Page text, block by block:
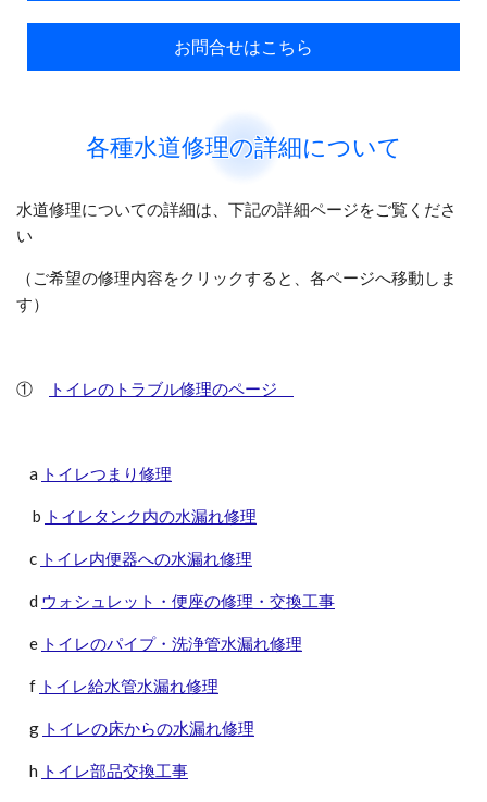
お問合せはこちら
各種水道修理の詳細について
水道修理についての詳細は、下記の詳細ページをご覧くださ
い
（ご希望の修理内容をクリックすると、各ページへ移動しま
す）
① トイレのトラブル修理のページ
a トイレつまり修理
b トイレタンク内の水漏れ修理
c トイレ内便器への水漏れ修理
d ウォシュレット・便座の修理・交換工事
e トイレのパイプ・洗浄管水漏れ修理
f トイレ給水管水漏れ修理
g トイレの床からの水漏れ修理
h トイレ部品交換工事